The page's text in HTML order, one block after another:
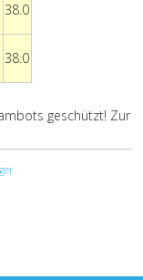
38.0
38.0
geschützt! Zur